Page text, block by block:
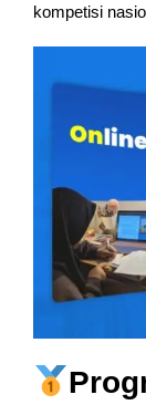
kompetisi